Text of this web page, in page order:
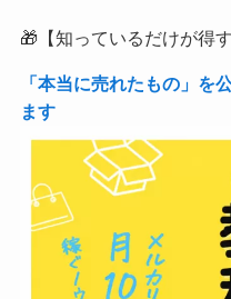
🎁【知っているだけが得
「本当に売れたもの」を
ます